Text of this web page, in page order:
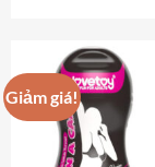
Giảm giá!